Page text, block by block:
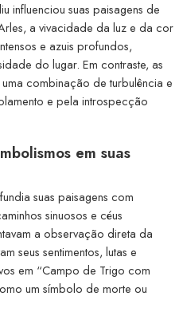
influenciou suas paisagens de
a vivacidade da luz e da cor
e azuis profundos,
do lugar. Em contraste, as
combinação de turbulência e
e pela introspecção
em suas
suas paisagens com
sinuosos e céus
a observação direta da
seus sentimentos, lutas e
em “Campo de Trigo com
um símbolo de morte ou